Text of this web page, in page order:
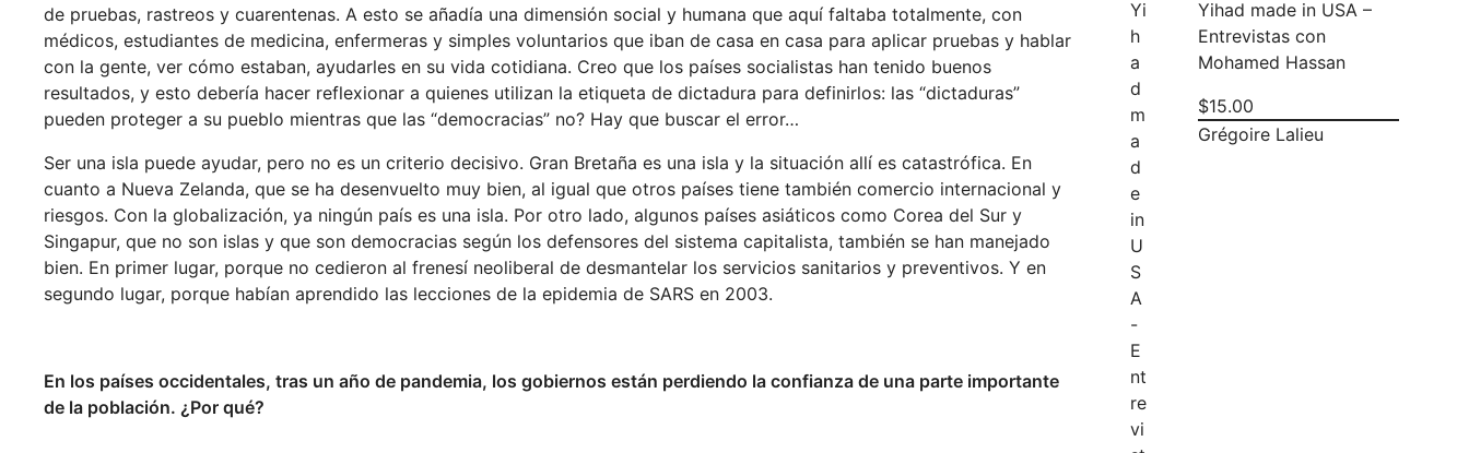
de pruebas, rastreos y cuarentenas. A esto se añadía una dimensión social y humana que aquí faltaba totalmente, con
médicos, estudiantes de medicina, enfermeras y simples voluntarios que iban de casa en casa para aplicar pruebas y hablar
con la gente, ver cómo estaban, ayudarles en su vida cotidiana. Creo que los países socialistas han tenido buenos
resultados, y esto debería hacer reflexionar a quienes utilizan la etiqueta de dictadura para definirlos: las “dictaduras”
pueden proteger a su pueblo mientras que las “democracias” no? Hay que buscar el error…
Ser una isla puede ayudar, pero no es un criterio decisivo. Gran Bretaña es una isla y la situación allí es catastrófica. En
cuanto a Nueva Zelanda, que se ha desenvuelto muy bien, al igual que otros países tiene también comercio internacional y
riesgos. Con la globalización, ya ningún país es una isla. Por otro lado, algunos países asiáticos como Corea del Sur y
Singapur, que no son islas y que son democracias según los defensores del sistema capitalista, también se han manejado
bien. En primer lugar, porque no cedieron al frenesí neoliberal de desmantelar los servicios sanitarios y preventivos. Y en
segundo lugar, porque habían aprendido las lecciones de la epidemia de SARS en 2003.
En los países occidentales, tras un año de pandemia, los gobiernos están perdiendo la confianza de una parte importante
de la población. ¿Por qué?
Yihad made in USA –
Entrevistas con
Mohamed Hassan
$15.00
Grégoire Lalieu